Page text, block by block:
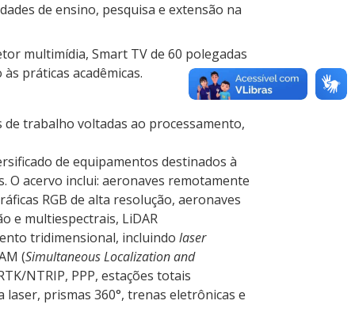
de ensino, pesquisa e extensão na
multimídia, Smart TV de 60 polegadas
práticas acadêmicas.
de trabalho voltadas ao processamento,
de equipamentos destinados à
O acervo inclui: aeronaves remotamente
RGB de alta resolução, aeronaves
e multiespectrais, LiDAR
tridimensional, incluindo laser
(Simultaneous Localization and
NTRIP, PPP, estações totais
prismas 360°, trenas eletrônicas e